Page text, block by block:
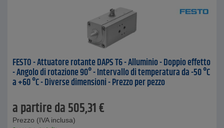
FESTO - Attuatore rotante DAPS T6 - Alluminio - Doppio effetto
- Angolo di rotazione 90° - Intervallo di temperatura da -50 °C
a +60 °C - Diverse dimensioni - Prezzo per pezzo
a partire da505,31€
Prezzo (IVA inclusa)